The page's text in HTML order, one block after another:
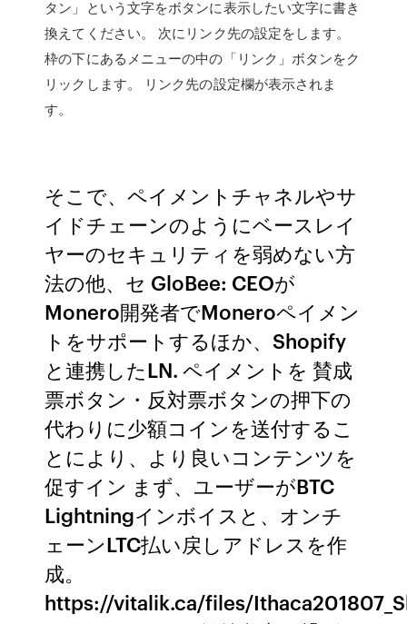
タン」という文字をボタンに表示したい文字に書き
換えてください。 次にリンク先の設定をします。
枠の下にあるメニューの中の「リンク」ボタンをク
リックします。 リンク先の設定欄が表示されま
す。
そこで、ペイメントチャネルやサ
イドチェーンのようにベースレイ
ヤーのセキュリティを弱めない方
法の他、セ GloBee: CEOが
Monero開発者でMoneroペイメン
トをサポートするほか、Shopify
と連携したLN. ペイメントを 賛成
票ボタン・反対票ボタンの押下の
代わりに少額コインを送付するこ
とにより、より良いコンテンツを
促すイン まず、ユーザーがBTC
Lightningインボイスと、オンチ
ェーンLTC払い戻しアドレスを作
成。
https://vitalik.ca/files/